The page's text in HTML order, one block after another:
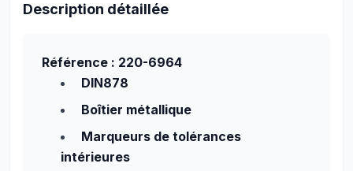
Description détaillée
Référence : 220-6964
DIN878
Boîtier métallique
Marqueurs de tolérances
intérieures